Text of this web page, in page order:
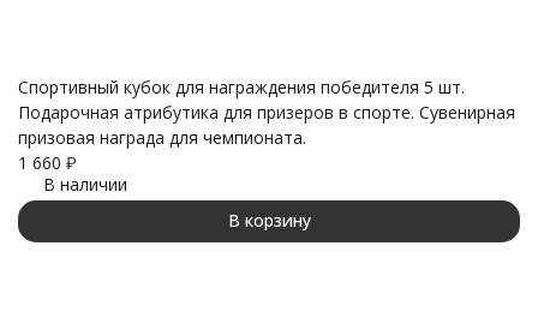
Спортивный кубок для награждения победителя 5 шт.
Подарочная атрибутика для призеров в спорте. Сувенирная
призовая награда для чемпионата.
1 660 ₽
В наличии
В корзину